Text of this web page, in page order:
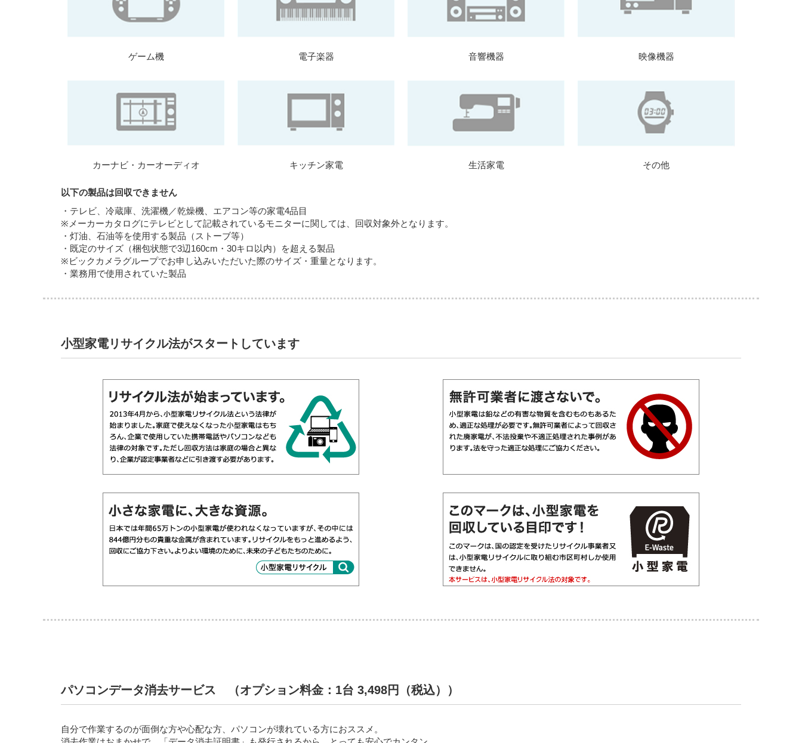
ゲーム機 電子楽器 音響機器 映像機器
カーナビ・カーオーディオ キッチン家電 生活家電 その他
以下の製品は回収できません
・テレビ、冷蔵庫、洗濯機／乾燥機、エアコン等の家電4品目
※メーカーカタログにテレビとして記載されているモニターに関しては、回収対象外となります。
・灯油、石油等を使用する製品（ストーブ等）
・既定のサイズ（梱包状態で3辺160cm・30キロ以内）を超える製品
※ビックカメラグループでお申し込みいただいた際のサイズ・重量となります。
・業務用で使用されていた製品
小型家電リサイクル法がスタートしています
パソコンデータ消去サービス （オプション料金：1台 3,498円（税込））
自分で作業するのが面倒な方や心配な方、パソコンが壊れている方におススメ。